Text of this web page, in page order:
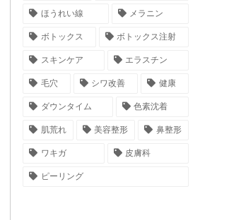
ほうれい線 メラニン
ボトックス ボトックス注射
スキンケア エラスチン
毛穴 シワ改善 健康
ダウンタイム 色素沈着
肌荒れ 美容整形 鼻整形
ワキガ 皮膚科
ピーリング